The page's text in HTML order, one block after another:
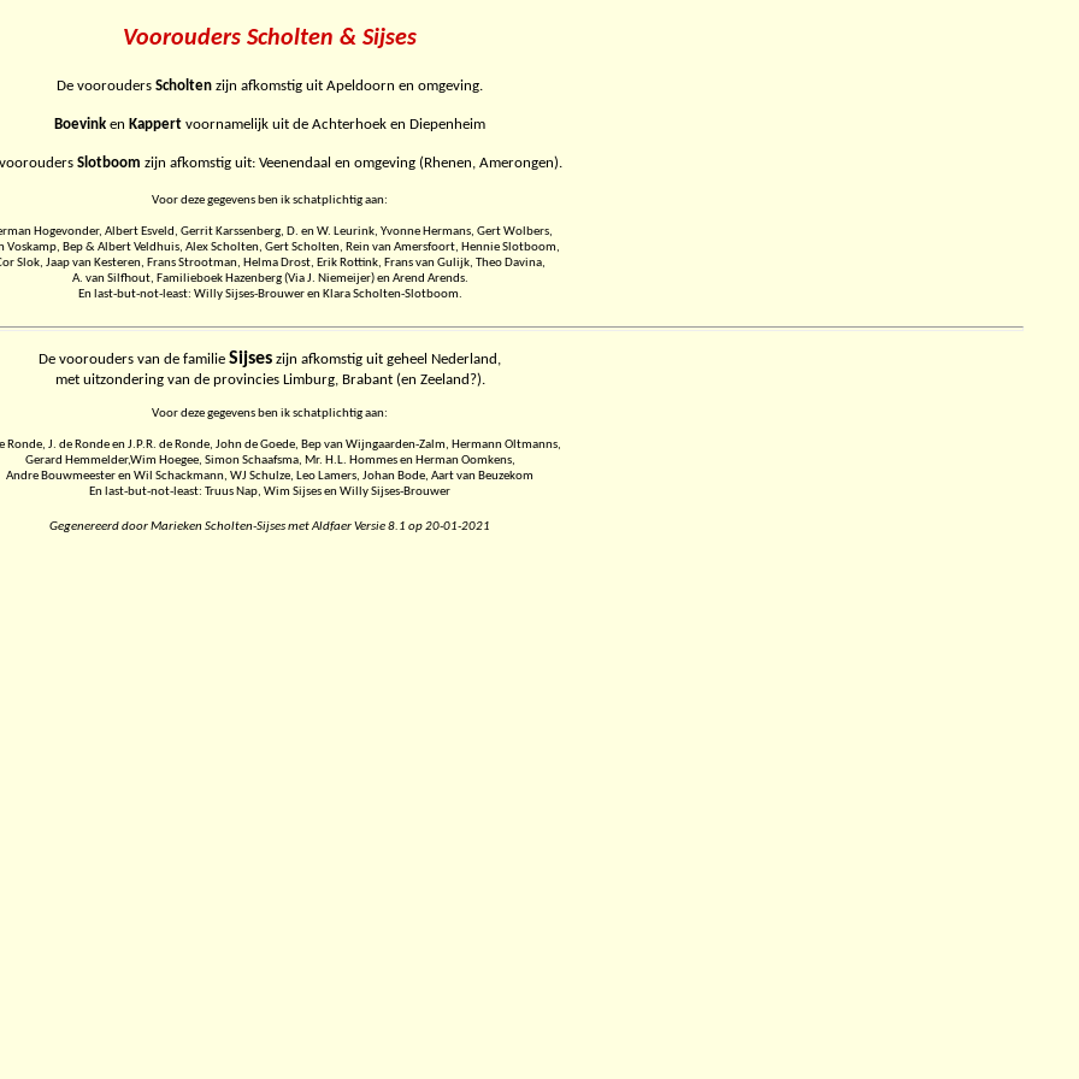
Voorouders Scholten & Sijses
De voorouders Scholten zijn afkomstig uit Apeldoorn en omgeving.
Boevink en Kappert voornamelijk uit de Achterhoek en Diepenheim
Slotboom zijn afkomstig uit: Veenendaal en omgeving (Rhenen, Amerongen).
Voor deze gegevens ben ik schatplichtig aan:
Hogevonder, Albert Esveld, Gerrit Karssenberg, D. en W. Leurink, Yvonne Hermans, Gert Wolbers,
Voskamp, Bep & Albert Veldhuis, Alex Scholten, Gert Scholten, Rein van Amersfoort, Hennie Slotboom,
Slok, Jaap van Kesteren, Frans Strootman, Helma Drost, Erik Rottink, Frans van Gulijk, Theo Davina,
A. van Silfhout, Familieboek Hazenberg (Via J. Niemeijer) en Arend Arends.
En last-but-not-least: Willy Sijses-Brouwer en Klara Scholten-Slotboom.
De voorouders van de familie Sijses zijn afkomstig uit geheel Nederland,
met uitzondering van de provincies Limburg, Brabant (en Zeeland?).
Voor deze gegevens ben ik schatplichtig aan:
Ronde, J. de Ronde en J.P.R. de Ronde, John de Goede, Bep van Wijngaarden-Zalm, Hermann Oltmanns,
Gerard Hemmelder,Wim Hoegee, Simon Schaafsma, Mr. H.L. Hommes en Herman Oomkens,
Andre Bouwmeester en Wil Schackmann, WJ Schulze, Leo Lamers, Johan Bode, Aart van Beuzekom
En last-but-not-least: Truus Nap, Wim Sijses en Willy Sijses-Brouwer
Gegenereerd door Marieken Scholten-Sijses met Aldfaer Versie 8.1 op 20-01-2021